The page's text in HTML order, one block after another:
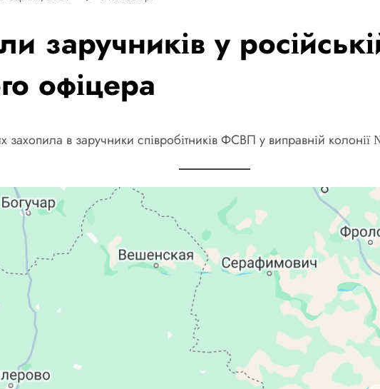
заручників у
офіцера
захопила в заручники співробітників ФСВП у виправній